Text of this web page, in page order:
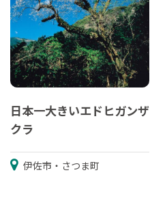
日本一大きいエドヒガンザ
クラ
伊佐市・さつま町